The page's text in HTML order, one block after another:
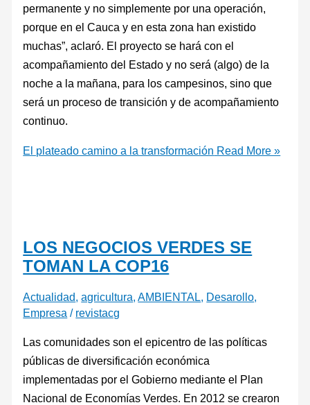
permanente y no simplemente por una operación,
porque en el Cauca y en esta zona han existido
muchas”, aclaró. El proyecto se hará con el
acompañamiento del Estado y no será (algo) de la
noche a la mañana, para los campesinos, sino que
será un proceso de transición y de acompañamiento
continuo.
El plateado camino a la transformación Read More »
LOS NEGOCIOS VERDES SE
TOMAN LA COP16
Actualidad,agricultura,AMBIENTAL, Desarollo,
Empresa / revistacg
Las comunidades son el epicentro de las políticas
públicas de diversificación económica
implementadas por el Gobierno mediante el Plan
Nacional de Economías Verdes. En 2012 se crearon